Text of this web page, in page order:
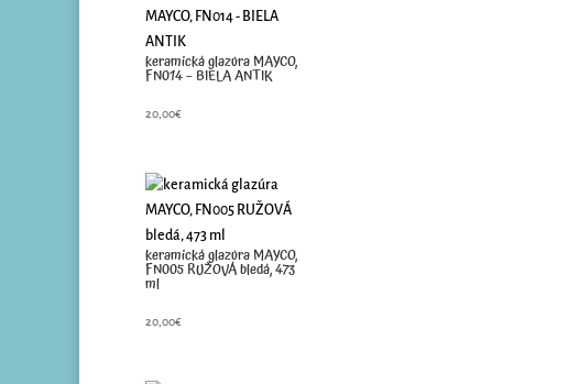
keramická glazúra MAYCO,
FN014 – BIELA ANTIK
20,00€
keramická glazúra MAYCO,
FN005 RUŽOVÁ bledá, 473
ml
20,00€